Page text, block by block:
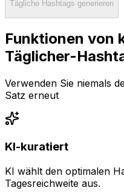
Tägliche Hashtags generieren
Funktionen von
Täglicher-
Verwenden Sie niemals
Satz erneut
KI-kuratiert
KI wählt den optimalen
Tagesreichweite aus.